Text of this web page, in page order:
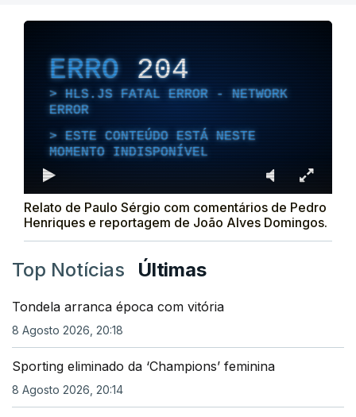
ERRO204
HLS.JS FATAL ERROR - NETWORK
ERROR
ESTE CONTEÚDO ESTÁ NESTE
MOMENTO INDISPONÍVEL
Relato de Paulo Sérgio com comentários de Pedro
Henriques e reportagem de João Alves Domingos.
Top Notícias Últimas
Tondela arranca época com vitória
8 Agosto 2026, 20:18
Sporting eliminado da ‘Champions’ feminina
8 Agosto 2026, 20:14